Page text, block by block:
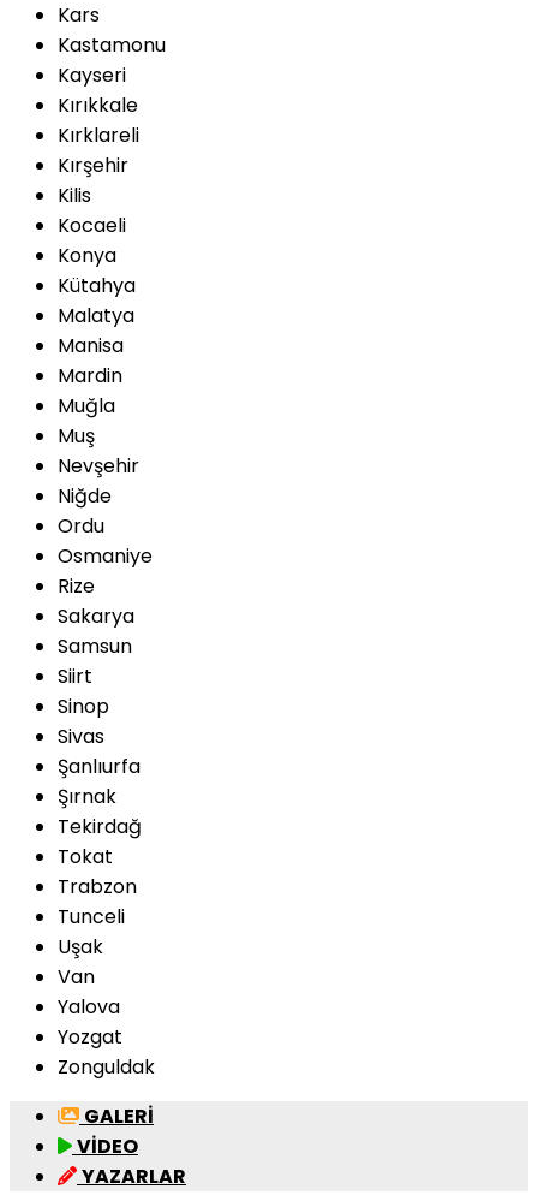
Kars
Kastamonu
Kayseri
Kırıkkale
Kırklareli
Kırşehir
Kilis
Kocaeli
Konya
Kütahya
Malatya
Manisa
Mardin
Muğla
Muş
Nevşehir
Niğde
Ordu
Osmaniye
Rize
Sakarya
Samsun
Siirt
Sinop
Sivas
Şanlıurfa
Şırnak
Tekirdağ
Tokat
Trabzon
Tunceli
Uşak
Van
Yalova
Yozgat
Zonguldak
GALERİ
VİDEO
YAZARLAR